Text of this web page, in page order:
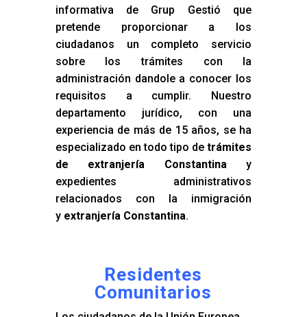
informativa de Grup Gestió que
pretende proporcionar a los
ciudadanos un completo servicio
sobre los trámites con la
administración dandole a conocer los
requisitos a cumplir. Nuestro
departamento jurídico, con una
experiencia de más de 15 años, se ha
especializado en todo tipo detrámites
de extranjería Constantina y
expedientes administrativos
relacionados con la inmigración
y extranjería Constantina.
Residentes
Comunitarios